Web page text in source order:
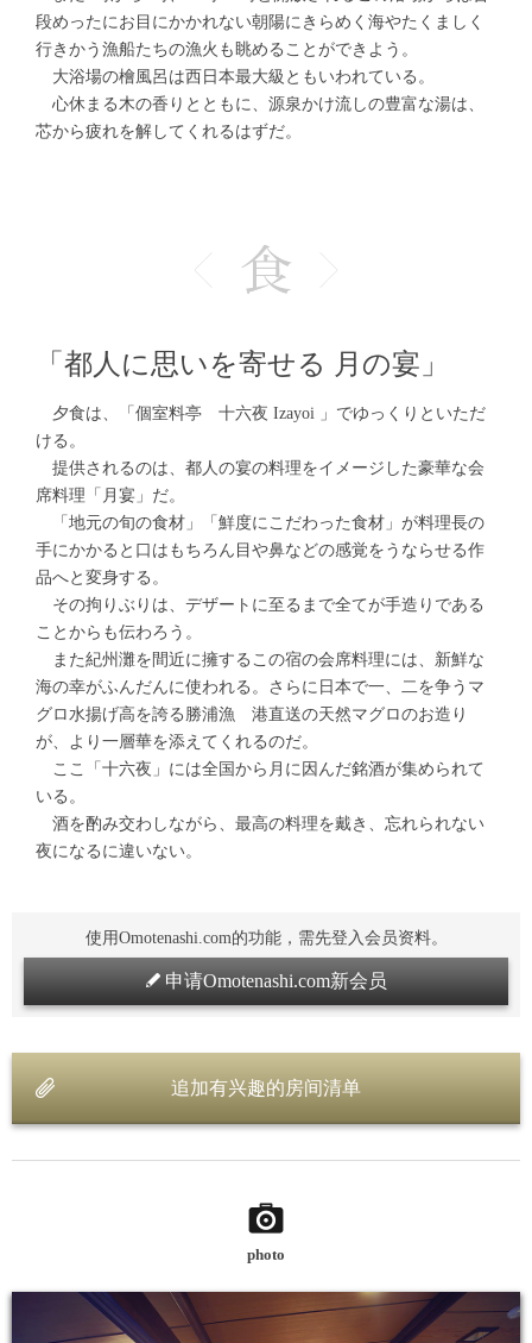
段めったにお目にかかれない朝陽にきらめく海やたくましく
行きかう漁船たちの漁火も眺めることができよう。
大浴場の檜風呂は西日本最大級ともいわれている。
心休まる木の香りとともに、源泉かけ流しの豊富な湯は、
芯から疲れを解してくれるはずだ。
「都人に思いを寄せる 月の宴」
夕食は、「個室料亭 十六夜 Izayoi 」でゆっくりといただ
ける。
提供されるのは、都人の宴の料理をイメージした豪華な会
席料理「月宴」だ。
「地元の旬の食材」「鮮度にこだわった食材」が料理長の
手にかかると口はもちろん目や鼻などの感覚をうならせる作
品へと変身する。
その拘りぶりは、デザートに至るまで全てが手造りである
ことからも伝わろう。
また紀州灘を間近に擁するこの宿の会席料理には、新鮮な
海の幸がふんだんに使われる。さらに日本で一、二を争うマ
グロ水揚げ高を誇る勝浦漁 港直送の天然マグロのお造り
が、より一層華を添えてくれるのだ。
ここ「十六夜」には全国から月に因んだ銘酒が集められて
いる。
酒を酌み交わしながら、最高の料理を戴き、忘れられない
夜になるに違いない。
使用Omotenashi.com的功能，需先登入会员资料。
申请Omotenashi.com新会员
追加有兴趣的房间清单
photo